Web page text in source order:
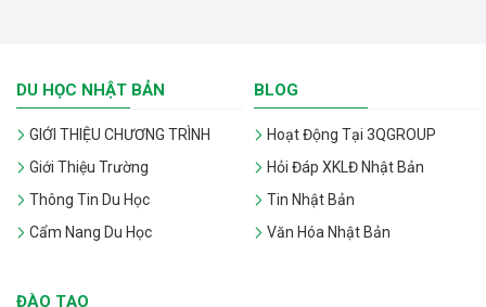
DU HỌC NHẬT BẢN
GIỚI THIỆU CHƯƠNG TRÌNH
Giới Thiệu Trường
Thông Tin Du Học
Cẩm Nang Du Học
BLOG
Hoạt Động Tại 3QGROUP
Hỏi Đáp XKLĐ Nhật Bản
Tin Nhật Bản
Văn Hóa Nhật Bản
ĐÀO TẠO